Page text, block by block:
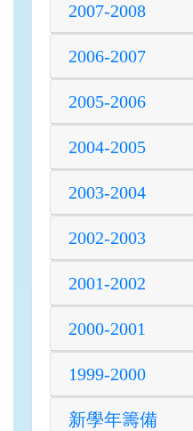
2007-2008
2006-2007
2005-2006
2004-2005
2003-2004
2002-2003
2001-2002
2000-2001
1999-2000
新學年籌備